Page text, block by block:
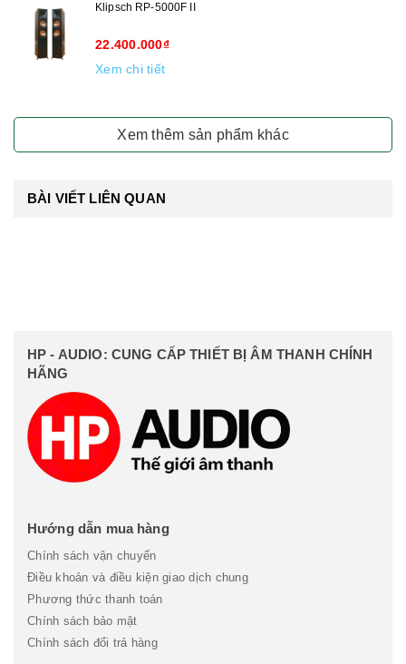
Klipsch RP-5000F II
22.400.000₫
Xem chi tiết
Xem thêm sản phẩm khác
BÀI VIẾT LIÊN QUAN
HP - AUDIO: CUNG CẤP THIẾT BỊ ÂM THANH CHÍNH
HÃNG
Hướng dẫn mua hàng
Chính sách vận chuyển
Điều khoản và điều kiện giao dịch chung
Phương thức thanh toán
Chính sách bảo mật
Chính sách đổi trả hàng